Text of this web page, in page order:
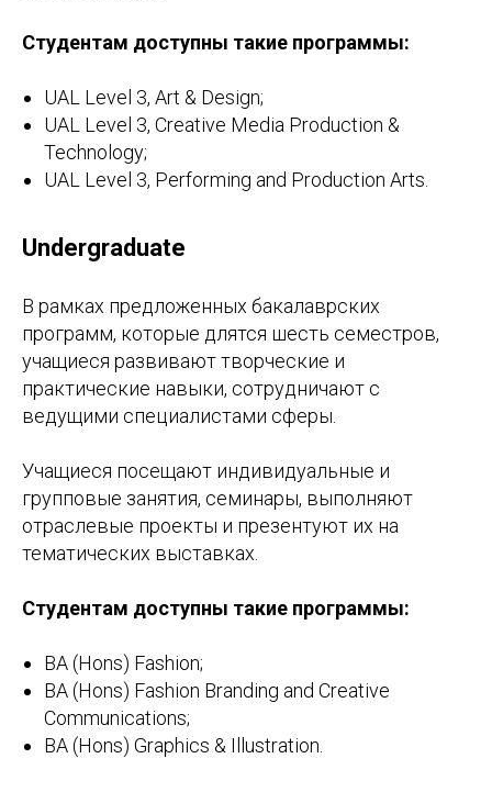
Студентам доступны такие программы:
UAL Level 3, Art & Design;
UAL Level 3, Creative Media Production &
Technology;
UAL Level 3, Performing and Production Arts.
Undergraduate
В рамках предложенных бакалаврских
программ, которые длятся шесть семестров,
учащиеся развивают творческие и
практические навыки, сотрудничают с
ведущими специалистами сферы.
Учащиеся посещают индивидуальные и
групповые занятия, семинары, выполняют
отраслевые проекты и презентуют их на
тематических выставках.
Студентам доступны такие программы:
BA (Hons) Fashion;
BA (Hons) Fashion Branding and Creative
Communications;
BA (Hons) Graphics & Illustration.